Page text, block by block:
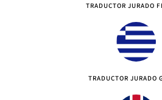
TRADUCTOR JURADO
TRADUCTOR JURADO